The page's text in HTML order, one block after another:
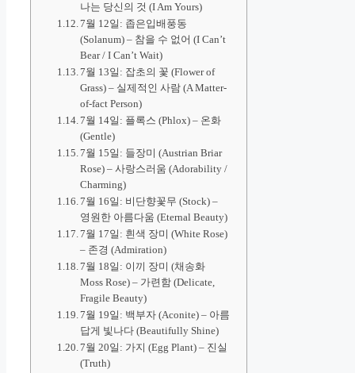
나는 당신의 것 (I Am Yours)
7월 12일: 좁은입배풍동
(Solanum) – 참을 수 없어 (I Can’t
Bear / I Can’t Wait)
7월 13일: 잡초의 꽃 (Flower of
Grass) – 실제적인 사람 (A Matter-
of-fact Person)
7월 14일: 플록스 (Phlox) – 온화
(Gentle)
7월 15일: 들장미 (Austrian Briar
Rose) – 사랑스러움 (Adorability /
Charming)
7월 16일: 비단향꽃무 (Stock) –
영원한 아름다움 (Eternal Beauty)
7월 17일: 흰색 장미 (White Rose)
– 존경 (Admiration)
7월 18일: 이끼 장미 (채송화
Moss Rose) – 가련함 (Delicate,
Fragile Beauty)
7월 19일: 백부자 (Aconite) – 아름
답게 빛나다 (Beautifully Shine)
7월 20일: 가지 (Egg Plant) – 진실
(Truth)